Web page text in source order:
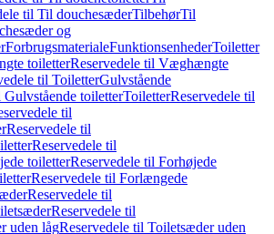
til Til douchesæderTilbehørTil
og
ForbrugsmaterialeFunktionsenhederToiletter
toiletterReservedele til Væghængte
til ToiletterGulvstående
Gulvstående toiletterToiletterReservedele til
til
Reservedele til
Reservedele til
toiletterReservedele til Forhøjede
Reservedele til Forlængede
Reservedele til
Reservedele til
uden lågReservedele til Toiletsæder uden